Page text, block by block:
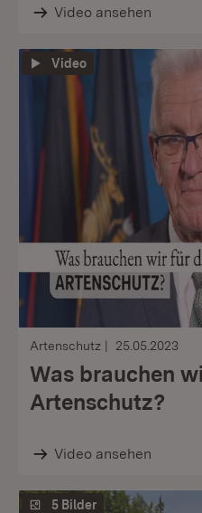
Video ansehen
Video
Artenschutz 25.05.2023
Was brauchen
Artenschutz?
Video ansehen
5 Bilder